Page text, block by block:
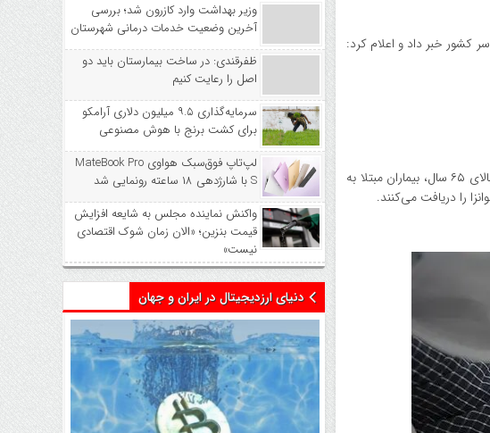
کشور خبر داد و اعلام کرد:
سید بهزاد فاطمی درباره تزریق واکسن آنفلوانزا به گروه‌های پرخطر اظهار کرد: مادران باردار، کودکان ۶ ماهه تا ۵ ساله، سالمندان بالای ۶۵ سال، بیماران مبتلا به
را دریافت می‌کنند.
وزیر بهداشت وارد کازرون شد؛ بررسی
آخرین وضعیت خدمات درمانی شهرستان
ظفرقندی: در ساخت بیمارستان باید دو
اصل را رعایت کنیم
سرمایه‌گذاری ۹.۵ میلیون دلاری آرامکو
برای کشت برنج با هوش مصنوعی
لپ‌تاپ فوق‌سبک هواوی MateBook Pro
S با شارژدهی ۱۸ ساعته رونمایی شد
واکنش نماینده مجلس به شایعه افزایش
قیمت بنزین؛ «الان زمان شوک اقتصادی
نیست»
دنیای ارزدیجیتال در ایران و جهان